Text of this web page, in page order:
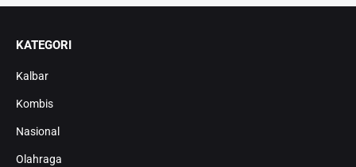
KATEGORI
Kalbar
Kombis
Nasional
Olahraga